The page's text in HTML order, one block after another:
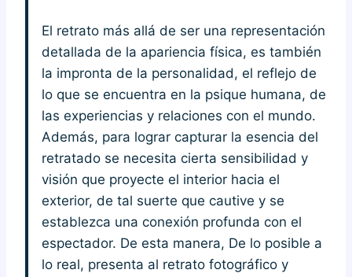
El retrato más allá de ser una representación
detallada de la apariencia física, es también
la impronta de la personalidad, el reflejo de
lo que se encuentra en la psique humana, de
las experiencias y relaciones con el mundo.
Además, para lograr capturar la esencia del
retratado se necesita cierta sensibilidad y
visión que proyecte el interior hacia el
exterior, de tal suerte que cautive y se
establezca una conexión profunda con el
espectador. De esta manera, De lo posible a
lo real, presenta al retrato fotográfico y